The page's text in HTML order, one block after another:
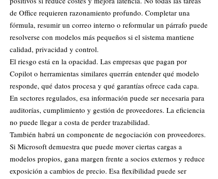
de Office requieren razonamiento profundo. Completar una
fórmula, resumir un correo interno o reformular un párrafo puede
resolverse con modelos más pequeños si el sistema mantiene
calidad, privacidad y control.
El riesgo está en la opacidad. Las empresas que pagan por
Copilot o herramientas similares querrán entender qué modelo
responde, qué datos procesa y qué garantías ofrece cada capa.
En sectores regulados, esa información puede ser necesaria para
auditorías, cumplimiento y gestión de proveedores. La eficiencia
no puede llegar a costa de perder trazabilidad.
También habrá un componente de negociación con proveedores.
Si Microsoft demuestra que puede mover ciertas cargas a
modelos propios, gana margen frente a socios externos y reduce
exposición a cambios de precio. Esa flexibilidad puede ser